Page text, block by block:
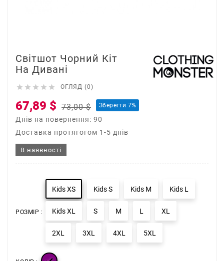
Світшот Чорний Кіт
На Дивані
     ОГЛЯД (0)
67,89 $ 73,00 $ Зберегти 7%
Днів на повернення: 90
Доставка протягогом 1-5 днів
В наявності
РОЗМІР :
Kids XS Kids S Kids M Kids L
Kids XL S M L XL
2XL 3XL 4XL 5XL